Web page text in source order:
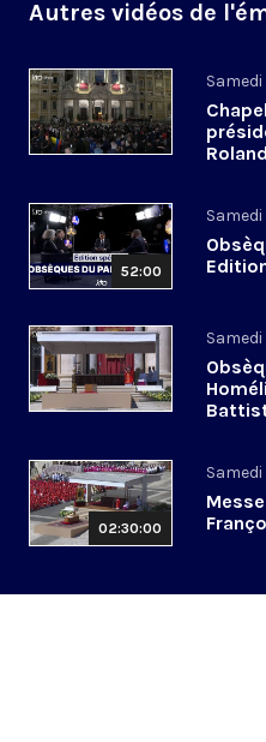
Autres vidéos de
52:00
02:30:00